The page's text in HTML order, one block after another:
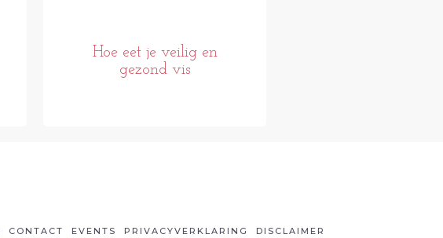
Hoe eet je veilig en
gezond vis
CONTACT EVENTS PRIVACYVERKLARING DISCLAIMER